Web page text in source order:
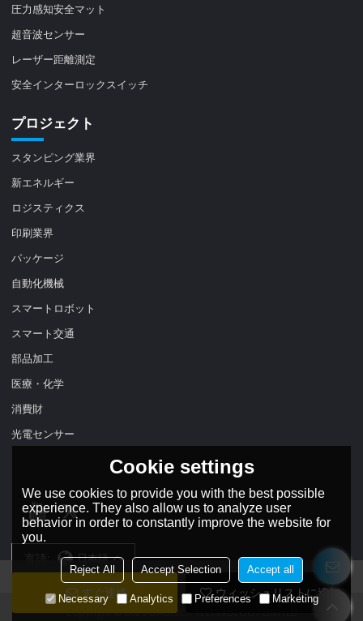
すぐ連絡 ウィッシュリストに追加
圧力感知安全マット
超音波センサー
レーザー距離測定
安全インターロックスイッチ
プロジェクト
スタンピング業界
新エネルギー
ロジスティクス
印刷業界
パッケージ
自動化機械
スマートロボット
スマート交通
部品加工
医療・化学
消費財
光電センサー
言語: 日本語
Copyright © 2026DADISICK TECHNOLOGY LIMITED
Cookie settings
We use cookies to provide you with the best possible
experience. They also allow us to analyze user
behavior in order to constantly improve the website for
you.
Reject All Accept Selection Accept all
Necessary Analytics Preferences Marketing